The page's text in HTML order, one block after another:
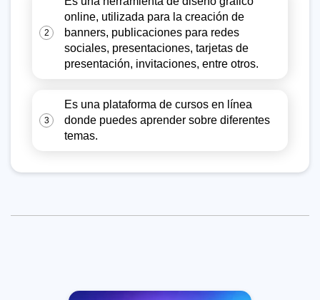
2
online, utilizada para la creación de
banners, publicaciones para redes
sociales, presentaciones, tarjetas de
presentación, invitaciones, entre otros.
3
Es una plataforma de cursos en línea
donde puedes aprender sobre diferentes
temas.